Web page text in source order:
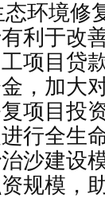
态环境修
利于改
项目贷
，加大
项目投
行全生
沙建设
规模，